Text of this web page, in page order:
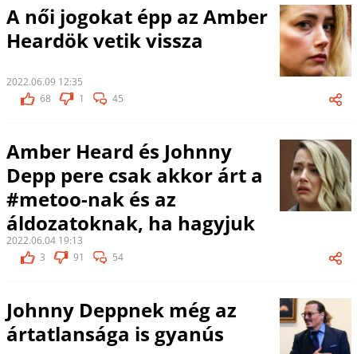
A női jogokat épp az Amber
Heardök vetik vissza
2022.06.09 12:35
68
1 45
Amber Heard és Johnny
Depp pere csak akkor árt a
#metoo-nak és az
áldozatoknak, ha hagyjuk
2022.06.04 19:13
3
91 54
Johnny Deppnek még az
ártatlansága is gyanús